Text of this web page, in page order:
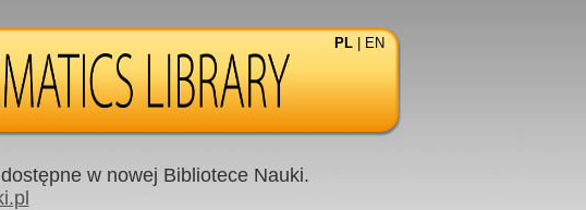
PL EN
w nowej Bibliotece Nauki.